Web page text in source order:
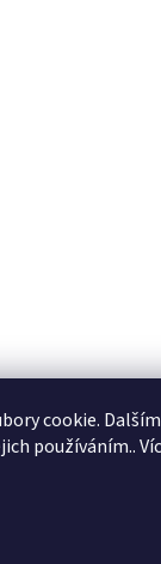
cookie.
používáním..